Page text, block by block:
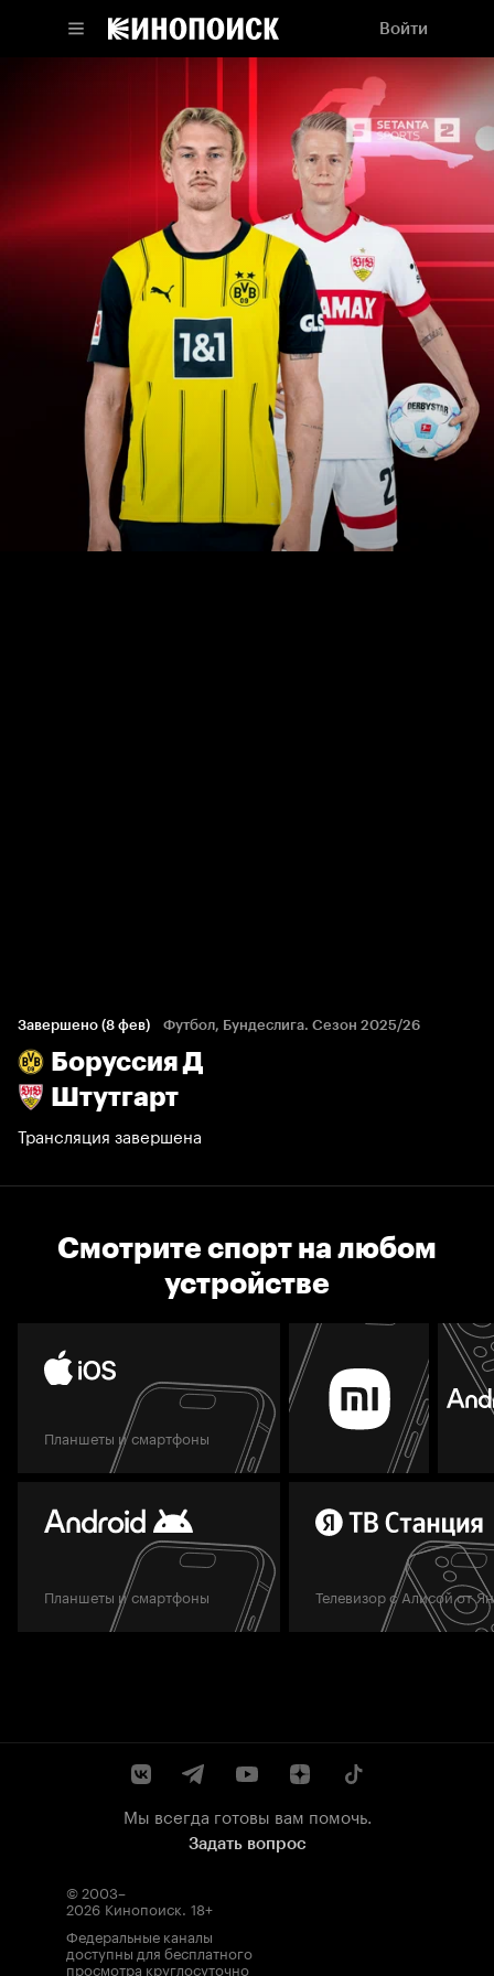
Войти
Завершено (8 фев) Футбол, Бундеслига. Сезон 2025/26
Боруссия Д
Штутгарт
Трансляция завершена
Смотрите спорт на любом
устройстве
Планшеты и смартфоны
Планшеты и смартфоны Телевизор с Алисой от
Мы всегда готовы вам помочь.
Задать вопрос
© 2003–
2026 Кинопоиск. 18+
Федеральные каналы
доступны для бесплатного
просмотра круглосуточно